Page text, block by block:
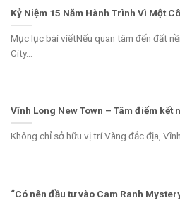
Kỷ Niệm 15 Năm Hành Trình Vì Một
Mục lục bài viếtNếu quan tâm đến đất
City...
Vĩnh Long New Town – Tâm điểm kết
Không chỉ sở hữu vị trí Vàng đắc địa,
“Có nên đầu tư vào Cam Ranh